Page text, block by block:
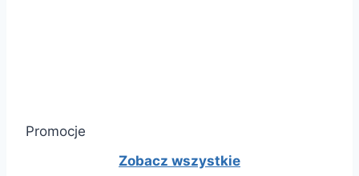
Promocje
Zobacz wszystkie